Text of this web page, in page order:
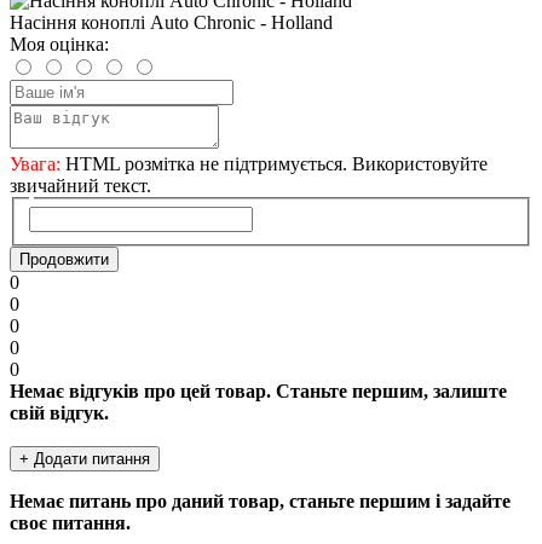
Насіння коноплі Auto Chronic - Holland
Моя оцінка:
Увага: HTML розмітка не підтримується. Використовуйте
звичайний текст.
Продовжити
0
0
0
0
0
Немає відгуків про цей товар. Станьте першим, залиште
свій відгук.
+ Додати питання
Немає питань про даний товар, станьте першим і задайте
своє питання.